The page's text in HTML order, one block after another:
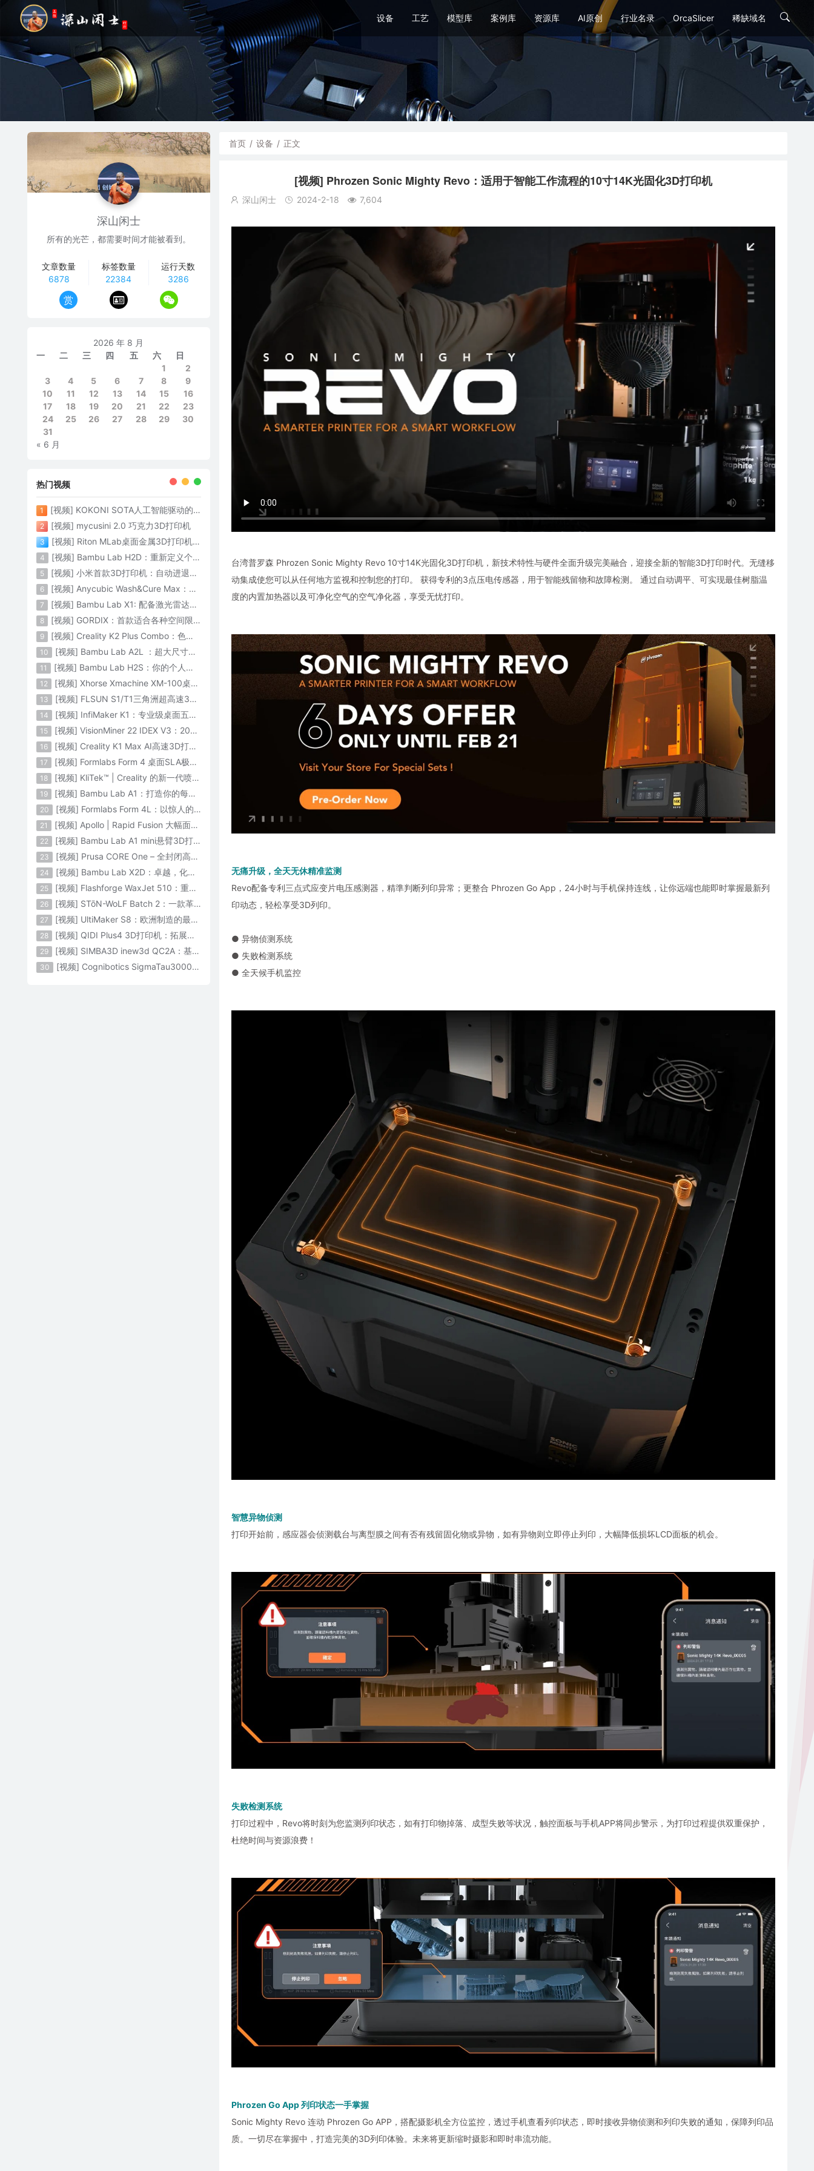
设备 工艺 模型库 案例库 资源库 AI原创 行业名录 OrcaSlicer 稀缺域名
首页 / 设备 / 正文
[视频] Phrozen Sonic Mighty Revo：适用于智能工作流程的10寸14K光固化3D打印机
深山闲士 2024-2-18 7,604
台湾普罗森 Phrozen Sonic Mighty Revo 10寸14K光固化3D打印机，新技术特性与硬件全面升级完美融合，迎接全新的智能3D打印时代。无缝移
动集成使您可以从任何地方监视和控制您的打印。 获得专利的3点压电传感器，用于智能残留物和故障检测。 通过自动调平、可实现最佳树脂温
度的内置加热器以及可净化空气的空气净化器，享受无忧打印。
无痛升级，全天无休精准监测
Revo配备专利三点式应变片电压感测器，精準判断列印异常；更整合 Phrozen Go App，24小时与手机保持连线，让你远端也能即时掌握最新列
印动态，轻松享受3D列印。
● 异物侦测系统
● 失败检测系统
● 全天候手机监控
智慧异物侦测
打印开始前，感应器会侦测载台与离型膜之间有否有残留固化物或异物，如有异物则立即停止列印，大幅降低损坏LCD面板的机会。
失败检测系统
打印过程中，Revo将时刻为您监测列印状态，如有打印物掉落、成型失败等状况，触控面板与手机APP将同步警示，为打印过程提供双重保护，
杜绝时间与资源浪费！
Phrozen Go App 列印状态一手掌握
Sonic Mighty Revo 连动 Phrozen Go APP，搭配摄影机全方位监控，透过手机查看列印状态，即时接收异物侦测和列印失败的通知，保障列印品
质。一切尽在掌握中，打造完美的3D列印体验。未来将更新缩时摄影和即时串流功能。
深山闲士
所有的光芒，都需要时间才能被看到。
文章数量
6878
标签数量
22384
运行天数
3286
赏
2026 年 8 月
一
二 三 四 五 六
日
1
2
3
4 5 6 7 8
9
10
11 12 13 14 15
16
17
18 19 20 21 22
23
24
25 26 27 28 29
30
31
« 6 月
热门视频
1 [视频] KOKONI SOTA人工智能驱动的3D打印革命 倒立打印600mm/s
2 [视频] mycusini 2.0 巧克力3D打印机
3 [视频] Riton MLab桌面金属3D打印机：体积小性能强大
4 [视频] Bambu Lab H2D：重新定义个人智造
5 [视频] 小米首款3D打印机：自动进退料、AI云切片、人脸拍照建模 3D玩家兴趣首选
6 [视频] Anycubic Wash&Cure Max：清洗+后固化二合一设备
7 [视频] Bambu Lab X1: 配备激光雷达和人工智能的CoreXY彩色3D打印机
8 [视频] GORDIX：首款适合各种空间限制的3合1便携式数控机床
9 [视频] Creality K2 Plus Combo：色彩与尺寸的史诗级飞跃
10 [视频] Bambu Lab A2L ：超大尺寸家用打印机 告别拆件 轻松一体成型
11 [视频] Bambu Lab H2S：你的个人智造中心
12 [视频] Xhorse Xmachine XM-100桌面级五轴CNC机床：卓越的精度和效率
13 [视频] FLSUN S1/T1三角洲超高速3D打印机 打印速度1200mm/s
14 [视频] InfiMaker K1：专业级桌面五轴数控机床
15 [视频] VisionMiner 22 IDEX V3：2024年最佳工程材料3D打印机
16 [视频] Creality K1 Max AI高速3D打印机：600mm/s打印速度 史诗般的飞跃
17 [视频] Formlabs Form 4 桌面SLA极速3D打印机 工业级打印质量
18 [视频] KliTek™ | Creality 的新一代喷嘴更换系统
19 [视频] Bambu Lab A1：打造你的每一份热爱
20 [视频] Formlabs Form 4L：以惊人的速度获得工业级部件
21 [视频] Apollo | Rapid Fusion 大幅面颗粒3D打印系统
22 [视频] Bambu Lab A1 mini悬臂3D打印机：让多色打印成为标配
23 [视频] Prusa CORE One – 全封闭高速CoreXY 3D打印机配备主动腔体温度控制
24 [视频] Bambu Lab X2D：卓越，化繁为简！
25 [视频] Flashforge WaxJet 510：重新定义精度 专为K金珠宝铸造而生
26 [视频] STōN-WoLF Batch 2：一款革命性的“飞行龙门架”3D打印机
27 [视频] UltiMaker S8：欧洲制造的最快的桌面双材料专业3D打印机
28 [视频] QIDI Plus4 3D打印机：拓展您的想象力
29 [视频] SIMBA3D inew3d QC2A：基于AI建模的桌面全彩色3D打印机
30 [视频] Cognibotics SigmaTau3000 轻型机器人：智能制造的未来